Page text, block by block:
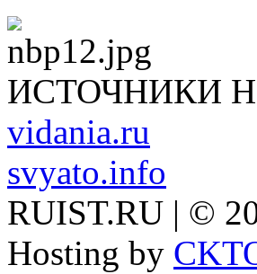
ИСТОЧНИКИ
vidania.ru
svyato.info
RUIST.RU | ©
Hosting by